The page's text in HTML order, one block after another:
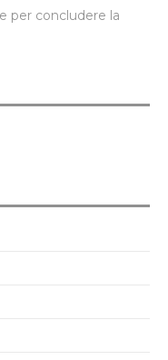
per concludere la